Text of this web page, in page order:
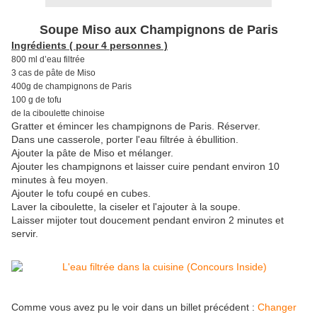
Soupe Miso aux Champignons de Paris
Ingrédients ( pour 4 personnes )
800 ml d’eau filtrée
3 cas de pâte de Miso
400g de champignons de Paris
100 g de tofu
de la ciboulette chinoise
Gratter et émincer les champignons de Paris. Réserver.
Dans une casserole, porter l'eau filtrée à ébullition.
Ajouter la pâte de Miso et mélanger.
Ajouter les champignons et laisser cuire pendant environ 10
minutes à feu moyen.
Ajouter le tofu coupé en cubes.
Laver la ciboulette, la ciseler et l'ajouter à la soupe.
Laisser mijoter tout doucement pendant environ 2 minutes et
servir.
Comme vous avez pu le voir dans un billet précédent : Changer